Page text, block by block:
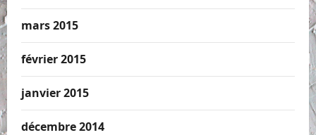
mars 2015
février 2015
janvier 2015
décembre 2014